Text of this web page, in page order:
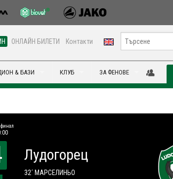
ОНЛАЙН БИЛЕТИ Контакти
& БАЗИ КЛУБ ЗА ФЕНОВЕ
Лудогорец
32´ МАРСЕЛИНЬО